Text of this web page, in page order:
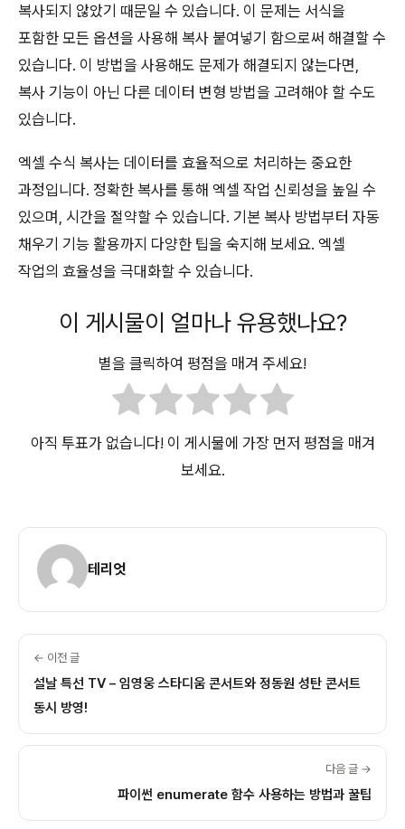
복사되지 않았기 때문일 수 있습니다. 이 문제는 서식을
포함한 모든 옵션을 사용해 복사 붙여넣기 함으로써 해결할 수
있습니다. 이 방법을 사용해도 문제가 해결되지 않는다면,
복사 기능이 아닌 다른 데이터 변형 방법을 고려해야 할 수도
있습니다.
엑셀 수식 복사는 데이터를 효율적으로 처리하는 중요한
과정입니다. 정확한 복사를 통해 엑셀 작업 신뢰성을 높일 수
있으며, 시간을 절약할 수 있습니다. 기본 복사 방법부터 자동
채우기 기능 활용까지 다양한 팁을 숙지해 보세요. 엑셀
작업의 효율성을 극대화할 수 있습니다.
이 게시물이 얼마나 유용했나요?
별을 클릭하여 평점을 매겨 주세요!
아직 투표가 없습니다! 이 게시물에 가장 먼저 평점을 매겨
보세요.
테리엇
← 이전 글
설날 특선 TV – 임영웅 스타디움 콘서트와 정동원 성탄 콘서트
동시 방영!
다음 글 →
파이썬 enumerate 함수 사용하는 방법과 꿀팁